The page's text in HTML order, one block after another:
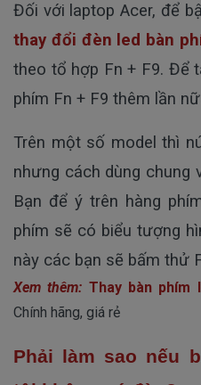
Đối với laptop Acer, để
thay đổi đèn led bàn
theo tổ hợp Fn + F9. Để
phím Fn + F9 thêm lần
Trên một số model thì
nhưng cách dùng chung
Bạn để ý trên hàng
phím sẽ có biểu tượng
này các bạn sẽ bấm thử
Xem thêm: Thay bàn phím
Chính hãng, giá rẻ
Phải làm sao nếu